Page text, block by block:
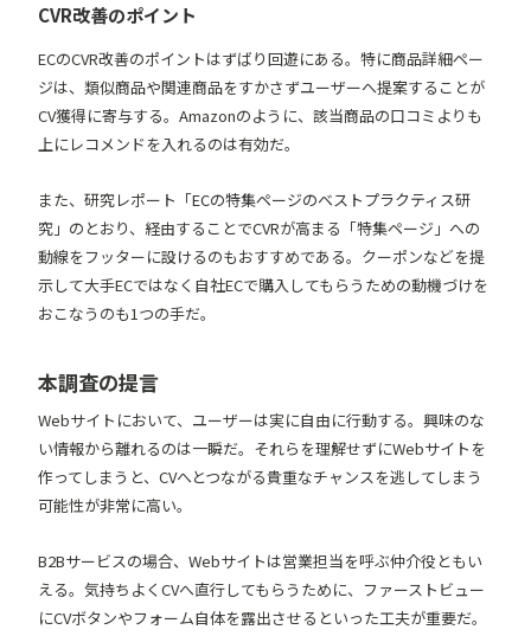
CVR改善のポイント
ECのCVR改善のポイントはずばり回遊にある。特に商品詳細ペー
ジは、類似商品や関連商品をすかさずユーザーへ提案することが
CV獲得に寄与する。Amazonのように、該当商品の口コミよりも
上にレコメンドを入れるのは有効だ。
また、研究レポート「ECの特集ページのベストプラクティス研
究 」のとおり、経由することでCVRが高まる「特集ページ」への
動線をフッターに設けるのもおすすめである。クーポンなどを提
示して大手ECではなく自社ECで購入してもらうための動機づけを
おこなうのも1つの手だ。
本調査の提言
Webサイトにおいて、ユーザーは実に自由に行動する。興味のな
い情報から離れるのは一瞬だ。それらを理解せずにWebサイトを
作ってしまうと、CVへとつながる貴重なチャンスを逃してしまう
可能性が非常に高い。
B2Bサービスの場合、Webサイトは営業担当を呼ぶ仲介役ともい
える。気持ちよくCVへ直行してもらうために、ファーストビュー
にCVボタンやフォーム自体を露出させるといった工夫が重要だ。